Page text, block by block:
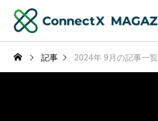
記事 2024年 9月の記事一覧